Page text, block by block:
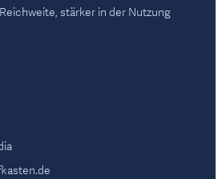
stärker in der Nutzung